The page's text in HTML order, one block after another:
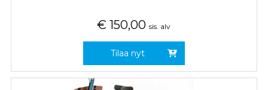
€ 150,00 sis. alv
Tilaa nyt